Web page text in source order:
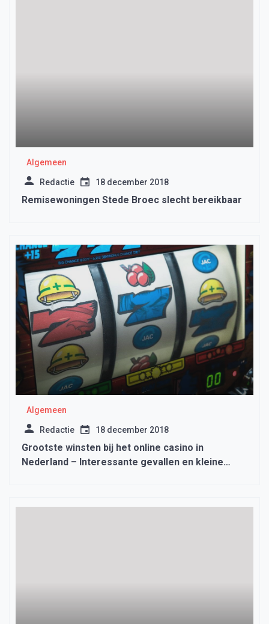
Algemeen
Redactie 18 december 2018
Remisewoningen Stede Broec slecht bereikbaar
Algemeen
Redactie 18 december 2018
Grootste winsten bij het online casino in
Nederland – Interessante gevallen en kleine